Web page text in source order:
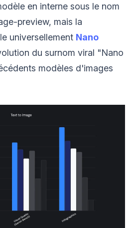
en interne sous le nom
preview, mais la
universellement Nano
du surnom viral "Nano
modèles d'images